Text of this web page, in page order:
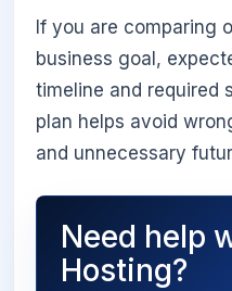
If you are comparing
business goal,
timeline and required
plan helps avoid
and unnecessary
Need help
Hosting?